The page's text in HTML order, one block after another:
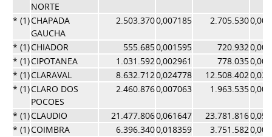
NORTE
* (1)CHAPADA
GAUCHA
2.503.3700,007185 2.705.530
* (1)CHIADOR 555.6850,001595 720.932
* (1)CIPOTANEA 1.031.5920,002961 778.035
* (1)CLARAVAL 8.632.7120,024778 12.508.402
* (1)CLARO DOS
POCOES
2.460.8760,007063 1.963.535
* (1)CLAUDIO 21.477.8060,061647 23.781.816
* (1)COIMBRA 6.396.3400,018359 3.751.582